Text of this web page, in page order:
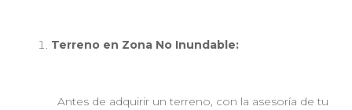
Terreno en Zona No Inundable:
Antes de adquirir un terreno, con la asesoría de tu